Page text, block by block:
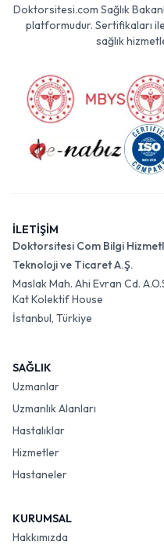
Doktorsitesi.com Sağlık
platformudur. Sertifikaları
sağlık
İLETİŞİM
Doktorsitesi Com Bilgi
Teknoloji ve Ticaret A.Ş.
Maslak Mah. Ahi Evran Cd.
Kat Kolektif House
İstanbul, Türkiye
SAĞLIK
Uzmanlar
Uzmanlık Alanları
Hastalıklar
Hizmetler
Hastaneler
KURUMSAL
Hakkımızda